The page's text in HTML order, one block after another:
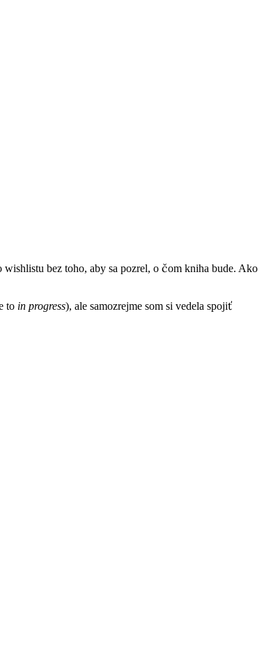
bez toho, aby sa pozrel, o čom kniha bude. Ako
to in progress), ale samozrejme som si vedela spojiť